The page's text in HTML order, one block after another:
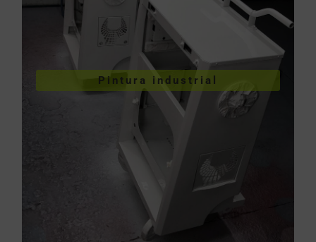
Pintura industrial
Pintura de piezas
industriales
VER PINTURA INDUSTRIAL